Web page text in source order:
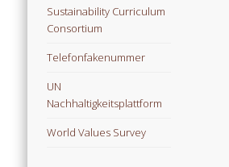
Sustainability Curriculum
Consortium
Telefonfakenummer
UN
Nachhaltigkeitsplattform
World Values Survey